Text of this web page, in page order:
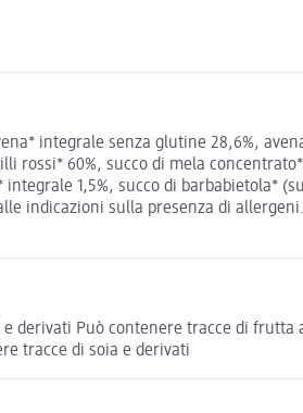
integrale senza glutine 28,6%,
60%, succo di mela
1,5%, succo di barbabietola*
indicazioni sulla presenza di
derivati Può contenere tracce di frutta
tracce di soia e derivati